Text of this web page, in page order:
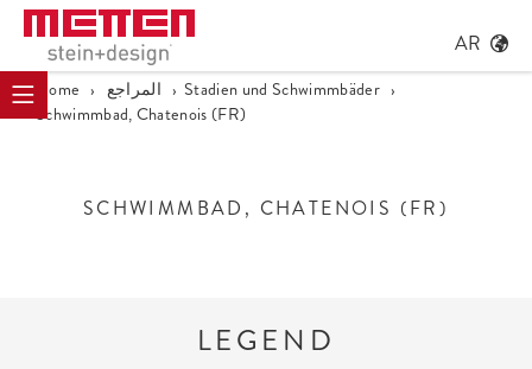
AR
Home › المراجع › Stadien und Schwimmbäder ›
Schwimmbad, Chatenois (FR)
SCHWIMMBAD, CHATENOIS (FR)
LEGEND